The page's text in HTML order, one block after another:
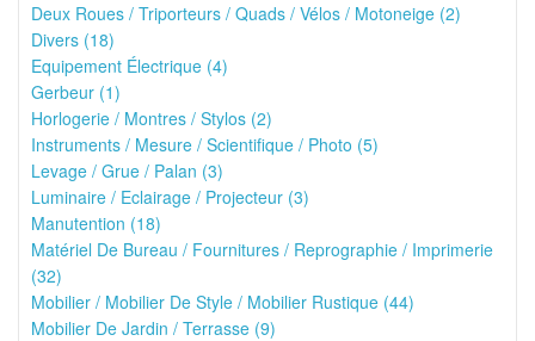
Deux Roues / Triporteurs / Quads / Vélos / Motoneige (2)
Divers (18)
Equipement Électrique (4)
Gerbeur (1)
Horlogerie / Montres / Stylos (2)
Instruments / Mesure / Scientifique / Photo (5)
Levage / Grue / Palan (3)
Luminaire / Eclairage / Projecteur (3)
Manutention (18)
Matériel De Bureau / Fournitures / Reprographie / Imprimerie
(32)
Mobilier / Mobilier De Style / Mobilier Rustique (44)
Mobilier De Jardin / Terrasse (9)